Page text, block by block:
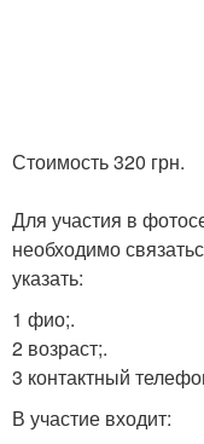
Стоимость 320 грн.
Для участия в
необходимо
указать:
1 фио;.
2 возраст;.
3 контактный
В участие входит: